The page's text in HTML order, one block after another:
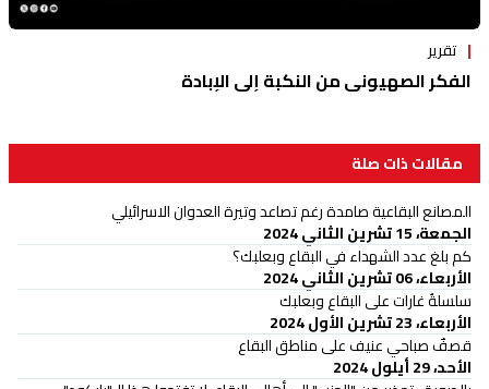
تقرير
الفكر الصهيوني من النكبة إلى الإبادة
مقالات ذات صلة
المصانع البقاعية صامدة رغم تصاعد وتيرة العدوان الاسرائيلي
الجمعة، 15 تشرين الثاني 2024
كم بلغ عدد الشهداء في البقاع وبعلبك؟
الأربعاء، 06 تشرين الثاني 2024
سلسلةُ غارات على البقاع وبعلبك
الأربعاء، 23 تشرين الأول 2024
قصفٌ صباحي عنيف على مناطق البقاع
الأحد، 29 أيلول 2024